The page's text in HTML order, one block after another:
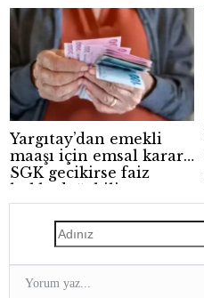
Yargıtay’dan emekli
maaşı için emsal karar:
SGK gecikirse faiz
hakkı doğabilir